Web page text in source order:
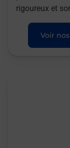
rigoureux et
Voir